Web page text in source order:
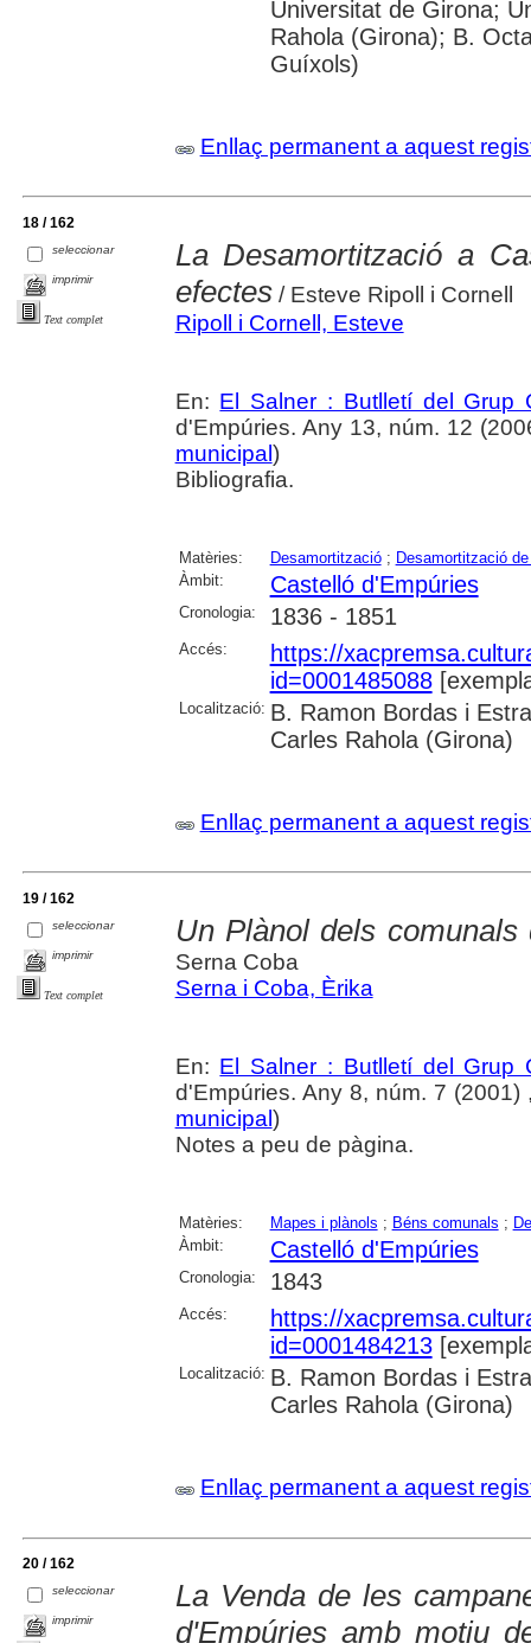
Universitat de Girona;
Rahola (Girona); B.
Guíxols)
Enllaç permanent a aquest
18 / 162
seleccionar
imprimir
Text complet
La Desamortització a
efectes/ Esteve Ripoll i Cornell
Ripoll i Cornell, Esteve
En: El Salner : Butlletí del Grup
d'Empúries. Any 13, núm. 12
municipal )
Bibliografia.
Matèries: Desamortització; Desamortització
Àmbit:
Castelló d'Empúries
Cronologia: 1836 - 1851
Accés:
https://
id=0001485088
Localització: B. Ramon Bordas i
Carles Rahola (Girona)
Enllaç permanent a aquest
19 / 162
seleccionar
imprimir
Text complet
Un Plànol dels
Serna Coba
Serna i Coba, Èrika
En: El Salner : Butlletí del Grup
d'Empúries. Any 8, núm. 7 (2001)
municipal )
Notes a peu de pàgina.
Matèries: Mapes i plànols ; Béns comunals ;
Àmbit:
Castelló d'Empúries
Cronologia: 1843
Accés:
https://
id=0001484213
Localització: B. Ramon Bordas i
Carles Rahola (Girona)
Enllaç permanent a aquest
20 / 162
seleccionar
imprimir
La Venda de les
d'Empúries amb motiu